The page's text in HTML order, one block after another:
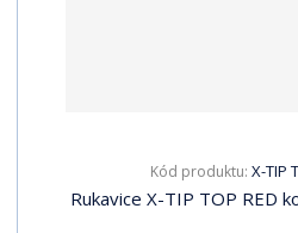
Kód produktu: X-TIP
Rukavice X-TIP TOP RED